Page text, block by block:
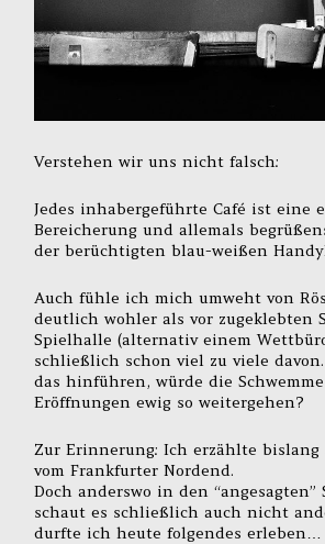
Verstehen wir uns nicht falsch:
Jedes inhabergeführte Café ist eine
Bereicherung und allemals
der berüchtigten blau-weißen
Auch fühle ich mich umweht von
deutlich wohler als vor zugeklebten
Spielhalle (alternativ einem
schließlich schon viel zu viele
das hinführen, würde die
Eröffnungen ewig so weitergehen?
Zur Erinnerung: Ich erzählte
vom Frankfurter Nordend.
Doch anderswo in den
schaut es schließlich auch nicht
durfte ich heute folgendes erleben…